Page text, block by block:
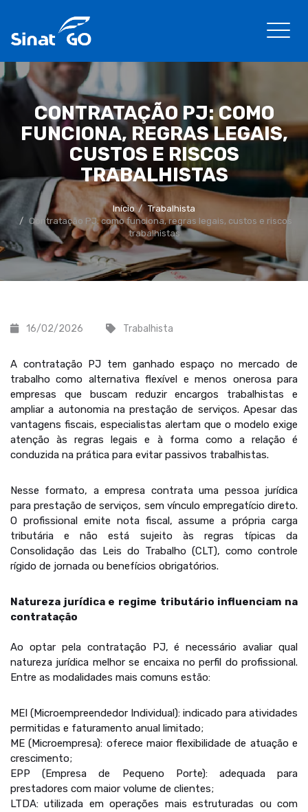
CONTRATAÇÃO PJ: COMO
FUNCIONA, REGRAS LEGAIS,
CUSTOS E RISCOS
TRABALHISTAS
Início
Trabalhista
Contratação PJ: como funciona, regras legais, custos e riscos
trabalhistas
16/02/2026 Trabalhista
A contratação PJ tem ganhado espaço no mercado de
trabalho como alternativa flexível e menos onerosa para
empresas que buscam reduzir encargos trabalhistas e
ampliar a autonomia na prestação de serviços. Apesar das
vantagens fiscais, especialistas alertam que o modelo exige
atenção às regras legais e à forma como a relação é
conduzida na prática para evitar passivos trabalhistas.
Nesse formato, a empresa contrata uma pessoa jurídica
para prestação de serviços, sem vínculo empregatício direto.
O profissional emite nota fiscal, assume a própria carga
tributária e não está sujeito às regras típicas da
Consolidação das Leis do Trabalho (CLT), como controle
rígido de jornada ou benefícios obrigatórios.
Natureza jurídica e regime tributário influenciam na
contratação
Ao optar pela contratação PJ, é necessário avaliar qual
natureza jurídica melhor se encaixa no perfil do profissional.
Entre as modalidades mais comuns estão:
MEI (Microempreendedor Individual): indicado para atividades
permitidas e faturamento anual limitado;
ME (Microempresa): oferece maior flexibilidade de atuação e
crescimento;
EPP (Empresa de Pequeno Porte): adequada para
prestadores com maior volume de clientes;
LTDA: utilizada em operações mais estruturadas ou com